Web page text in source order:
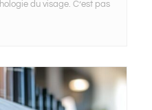
du visage. C’est pas